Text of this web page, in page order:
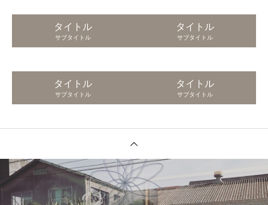
タイトル
サブタイトル
タイトル
サブタイトル
タイトル
サブタイトル
タイトル
サブタイトル